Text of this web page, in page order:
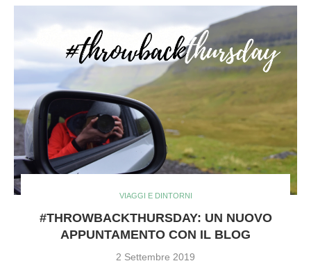
VIAGGI E DINTORNI
#THROWBACKTHURSDAY: UN NUOVO
APPUNTAMENTO CON IL BLOG
2 Settembre 2019